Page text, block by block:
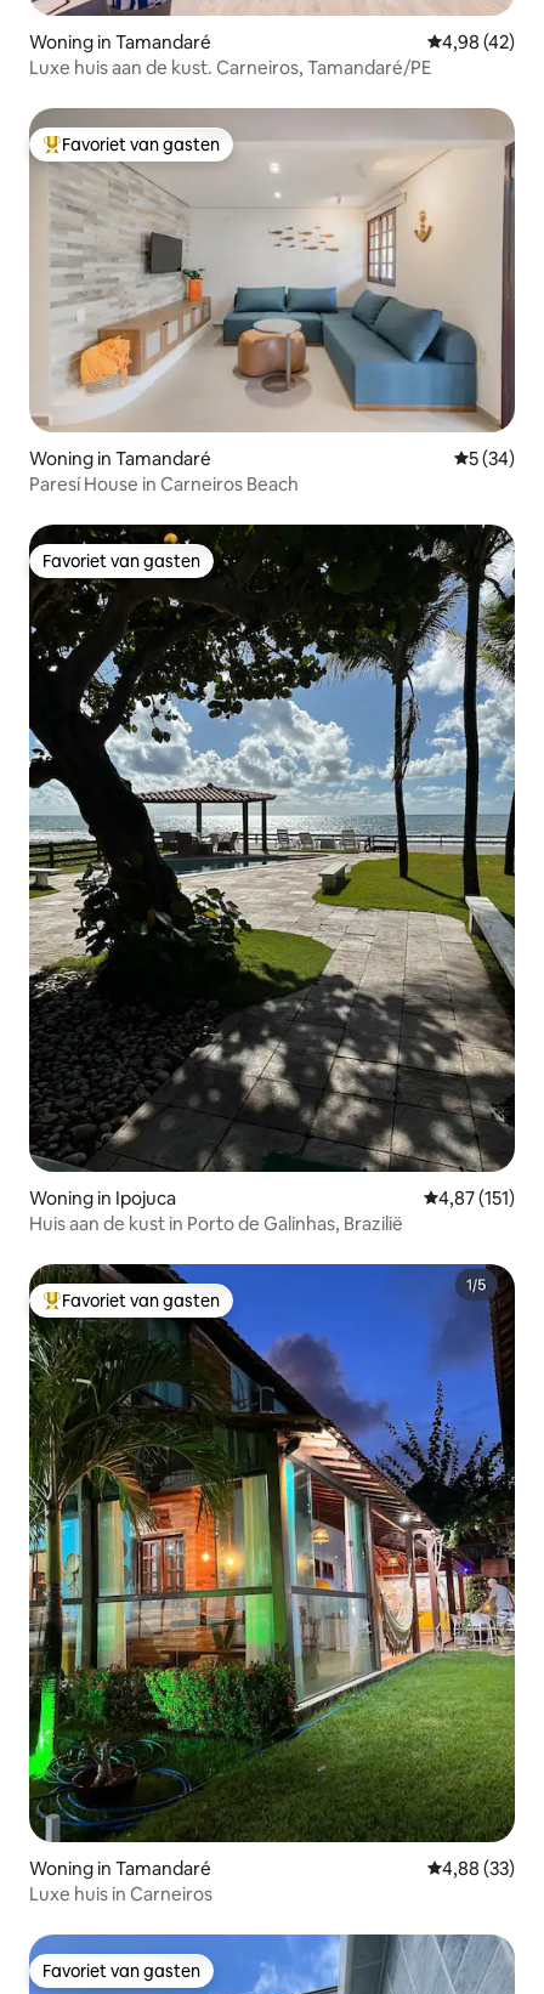
Woning in Tamandaré Gemiddelde
4,98 (42)
Luxe huis aan de kust. Carneiros, Tamandaré/PE
Topfavoriet van gasten
Favoriet van gasten
Woning in Tamandaré
5 (34)
Paresí House in Carneiros Beach
Favoriet van gasten
Favoriet van gasten
Woning in Ipojuca Gemiddelde
4,87 (151)
Huis aan de kust in Porto de Galinhas, Brazilië
Topfavoriet van gasten
Favoriet van gasten
Woning in Tamandaré Gemiddelde
4,88 (33)
Luxe huis in Carneiros
Favoriet van gasten
Favoriet van gasten